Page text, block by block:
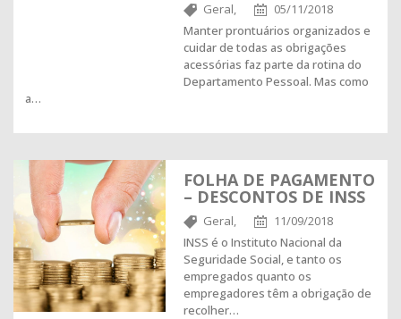
Geral,
05/11/2018
Manter prontuários organizados e
cuidar de todas as obrigações
acessórias faz parte da rotina do
Departamento Pessoal. Mas como
a…
FOLHA DE PAGAMENTO
– DESCONTOS DE INSS
Geral,
11/09/2018
INSS é o Instituto Nacional da
Seguridade Social, e tanto os
empregados quanto os
empregadores têm a obrigação de
recolher…